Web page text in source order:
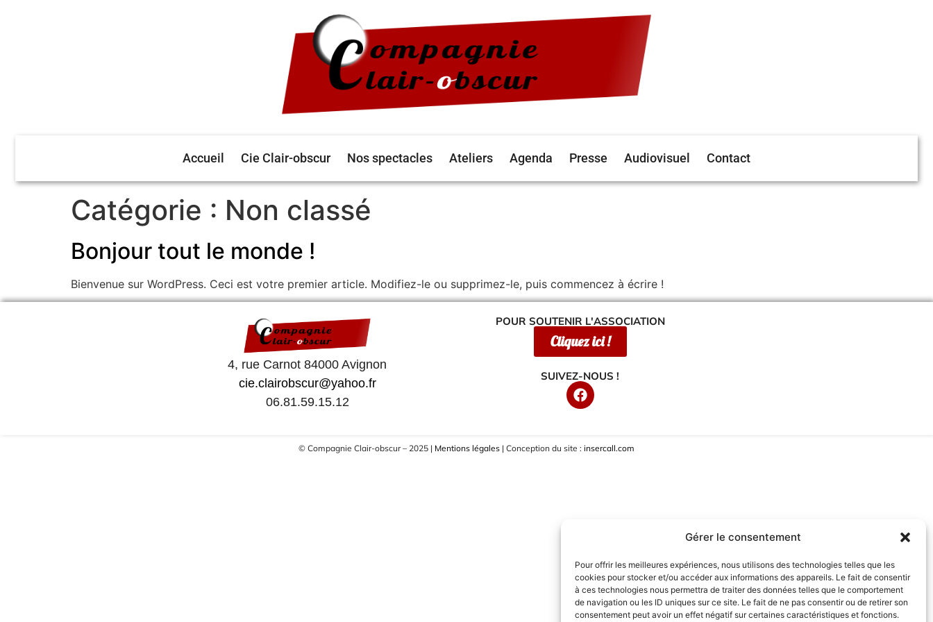
Gérer le consentement
Pour offrir les meilleures expériences, nous utilisons des technologies telles que les
cookies pour stocker et/ou accéder aux informations des appareils. Le fait de consentir
à ces technologies nous permettra de traiter des données telles que le comportement
de navigation ou les ID uniques sur ce site. Le fait de ne pas consentir ou de retirer son
consentement peut avoir un effet négatif sur certaines caractéristiques et fonctions.
Accueil Cie Clair-obscur Nos spectacles Ateliers Agenda Presse Audiovisuel Contact
Catégorie : Non classé
Bonjour tout le monde !
Bienvenue sur WordPress. Ceci est votre premier article. Modifiez-le ou supprimez-le, puis commencez à écrire !
4, rue Carnot 84000 Avignon
cie.clairobscur@yahoo.fr
06.81.59.15.12
POUR SOUTENIR L'ASSOCIATION
Cliquez ici !
SUIVEZ-NOUS !
© Compagnie Clair-obscur – 2025 | Mentions légales | Conception du site : insercall.com